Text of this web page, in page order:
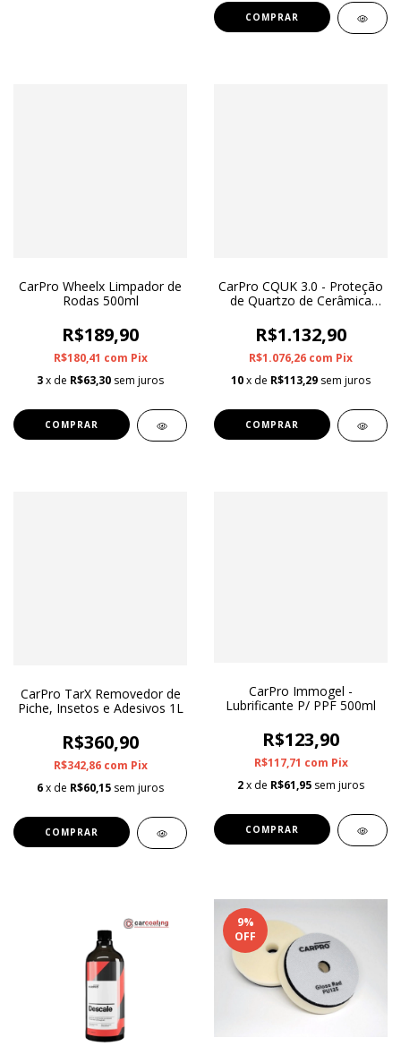
CarPro Wheelx Limpador de
Rodas 500ml
R$189,90
R$180,41 com Pix
3x de R$63,30 sem juros
CarPro CQUK 3.0 - Proteção
de Quartzo de Cerâmica
R$1.132,90
R$1.076,26 com Pix
10x de R$113,29 sem juros
CarPro TarX Removedor de
Piche, Insetos e Adesivos 1L
R$360,90
R$342,86 com Pix
6x de R$60,15 sem juros
CarPro Immogel -
Lubrificante P/ PPF 500ml
R$123,90
R$117,71 com Pix
2x de R$61,95 sem juros
9%
OFF